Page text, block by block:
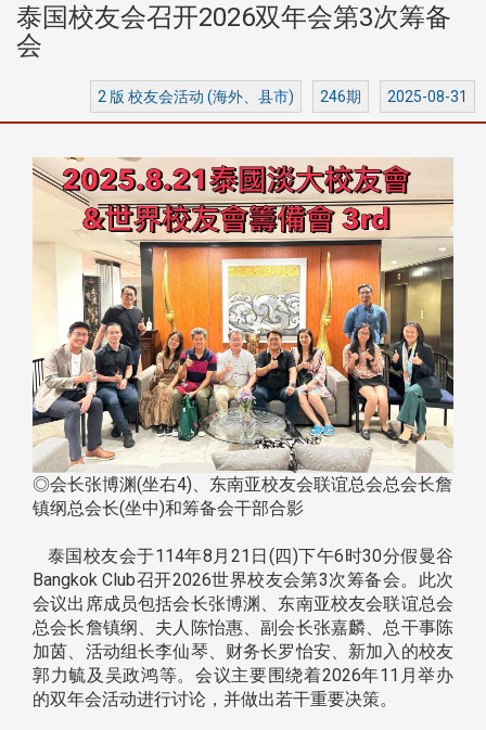
泰国校友会召开2026双年会第3次筹备
会
2 版 校友会活动 (海外、县市) 246期 2025-08-31
◎会长张博渊(坐右4)、东南亚校友会联谊总会总会长詹
镇纲总会长(坐中)和筹备会干部合影
泰国校友会于114年8月21日(四)下午6时30分假曼谷
Bangkok Club召开2026世界校友会第3次筹备会。此次
会议出席成员包括会长张博渊、东南亚校友会联谊总会
总会长詹镇纲、夫人陈怡惠、副会长张嘉麟、总干事陈
加茵、活动组长李仙琴、财务长罗怡安、新加入的校友
郭力毓及吴政鸿等。会议主要围绕着2026年11月举办
的双年会活动进行讨论，并做出若干重要决策。